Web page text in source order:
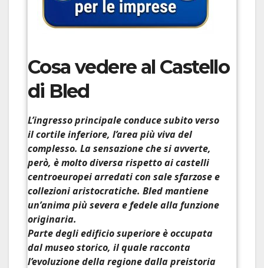
Cosa vedere al Castello
di Bled
L’ingresso principale conduce subito verso
il cortile inferiore, l’area più viva del
complesso. La sensazione che si avverte,
però, è molto diversa rispetto ai castelli
centroeuropei arredati con sale sfarzose e
collezioni aristocratiche. Bled mantiene
un’anima più severa e fedelealla funzione
originaria.
Parte degli edificio superiore è occupata
dal museo storico, il quale racconta
l’evoluzione della regione dalla preistoria